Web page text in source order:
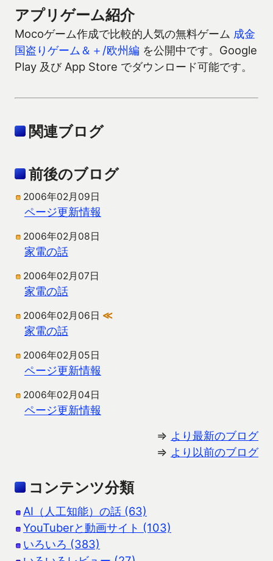
アプリゲーム紹介
Mocoゲーム作成で比較的人気の無料ゲーム 成金
国盗りゲーム＆＋/欧州編 を公開中です。Google
Play 及び App Store でダウンロード可能です。
関連ブログ
前後のブログ
2006年02月09日
ページ更新情報
2006年02月08日
家電の話
2006年02月07日
家電の話
2006年02月06日 ≪
家電の話
2006年02月05日
ページ更新情報
2006年02月04日
ページ更新情報
⇒ より最新のブログ
⇒ より以前のブログ
コンテンツ分類
AI（人工知能）の話 (63)
YouTuberと動画サイト (103)
いろいろ (383)